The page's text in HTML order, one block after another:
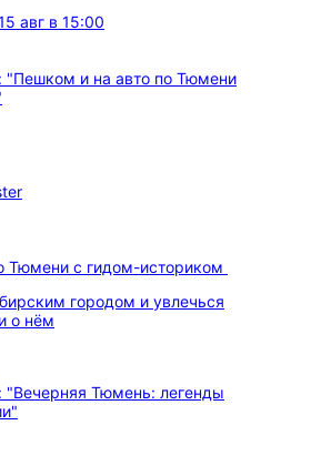
авг в 15:00
Тюмени с гидом-историком
городом и увлечься
о нём